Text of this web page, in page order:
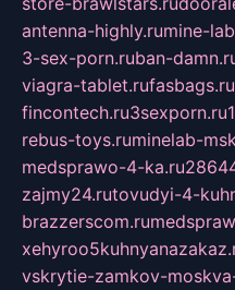
antenna-highly.rumine-
3-sex-porn.ruban-
viagra-tablet.rufasbags.ru
fincontech.ru3sexporn.ru
rebus-toys.ruminelab-
medsprawo-4-ka.ru
zajmy24.rutovudyi-4-
brazzerscom.ru
vskrytie-zamkov-